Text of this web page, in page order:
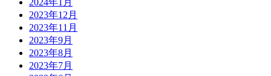
2024年1月
2023年12月
2023年11月
2023年9月
2023年8月
2023年7月